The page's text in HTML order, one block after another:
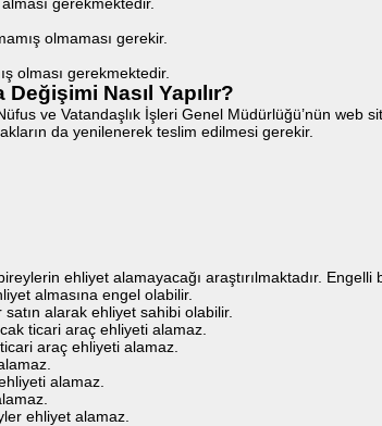
olmaması gerekir.
olması gerekmektedir.
Nasıl Yapılır?
ve Vatandaşlık İşleri Genel Müdürlüğü’nün web
da yenilenerek teslim edilmesi gerekir.
ehliyet alamayacağı araştırılmaktadır.
almasına engel olabilir.
alarak ehliyet sahibi olabilir.
ticari araç ehliyeti alamaz.
araç ehliyeti alamaz.
alamaz.
ehliyet alamaz.